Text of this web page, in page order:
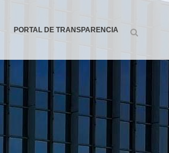
PORTAL DE TRANSPARENCIA